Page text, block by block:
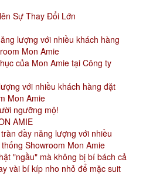
Sự Thay Đổi Lớn
lượng với nhiều khách hàng
Mon Amie
của Mon Amie tại Công ty
với nhiều khách hàng đặt
Mon Amie
ngưỡng mộ!
AMIE
đầy năng lượng với nhiều
Showroom Mon Amie
"ngầu" mà không bị bí bách cả
vài bí kíp nho nhỏ để mặc suit